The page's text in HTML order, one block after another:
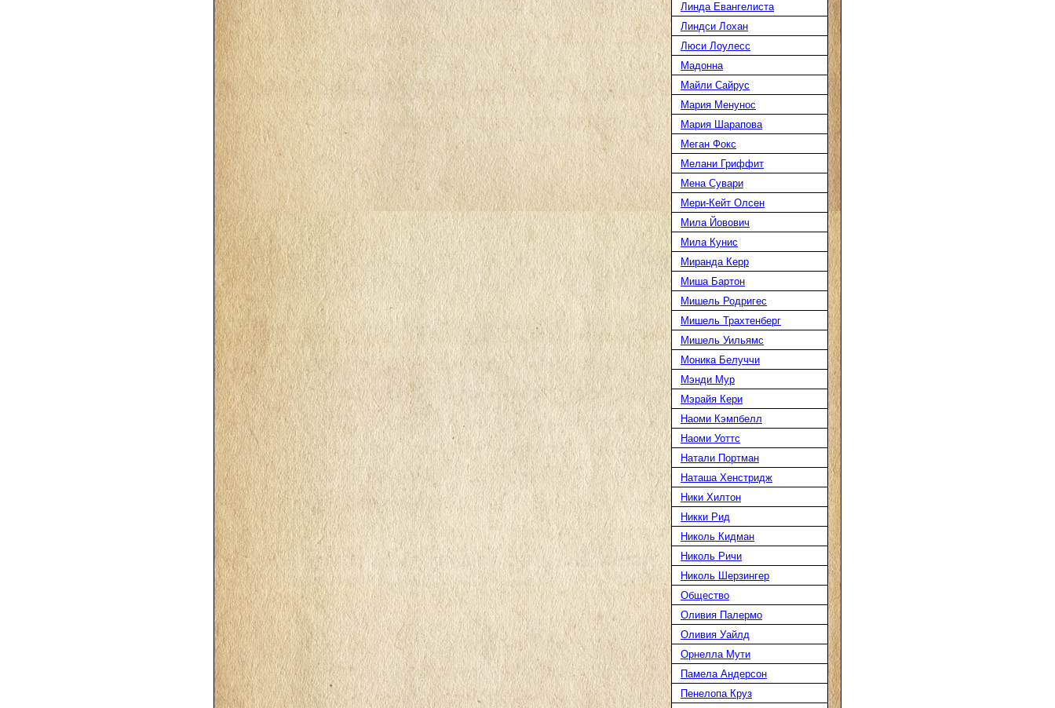
Линда Евангелиста
Линдси Лохан
Люси Лоулесс
Мадонна
Майли Сайрус
Мария Менунос
Мария Шарапова
Меган Фокс
Мелани Гриффит
Мена Сувари
Мери-Кейт Олсен
Мила Йовович
Мила Кунис
Миранда Керр
Миша Бартон
Мишель Родригес
Мишель Трахтенберг
Мишель Уильямс
Моника Белуччи
Мэнди Мур
Мэрайя Кери
Наоми Кэмпбелл
Наоми Уоттс
Натали Портман
Наташа Хенстридж
Ники Хилтон
Никки Рид
Николь Кидман
Николь Ричи
Николь Шерзингер
Общество
Оливия Палермо
Оливия Уайлд
Орнелла Мути
Памела Андерсон
Пенелопа Круз